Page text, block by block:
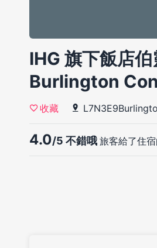
IHG 旗下飯店
Burlington
收藏
4.0/5 不錯哦 旅客給了住